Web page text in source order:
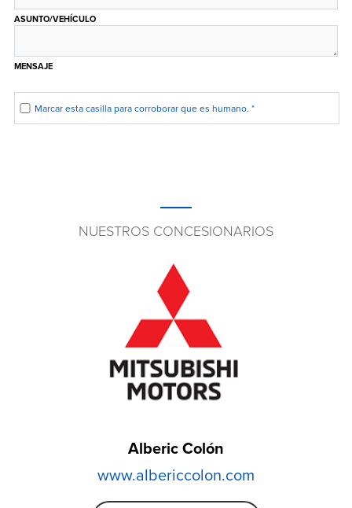
ASUNTO/VEHÍCULO
MENSAJE
Marcar esta casilla para corroborar que es humano. *
NUESTROS CONCESIONARIOS
Alberic Colón
www.albericcolon.com